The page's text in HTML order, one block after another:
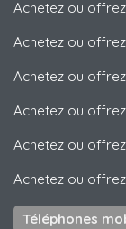
Achetez ou
Achetez ou
Achetez ou
Achetez ou
Achetez ou
Achetez ou
Téléphones